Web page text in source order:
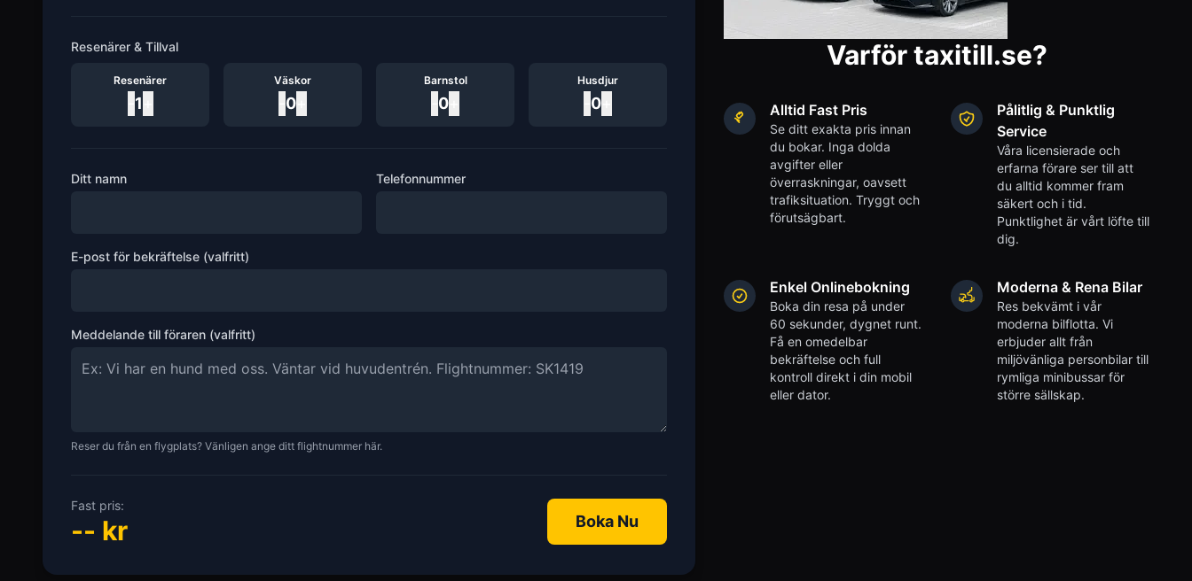
Resenärer & Tillval
Resenärer
1
Väskor
0
Barnstol
0
Husdjur
0
Ditt namn Telefonnummer
E-post för bekräftelse (valfritt)
Meddelande till föraren (valfritt)
Reser du från en flygplats? Vänligen ange ditt flightnummer här.
Fast pris:
-- kr Boka Nu
Varför taxitill.se?
Alltid Fast Pris
Se ditt exakta pris innan
du bokar. Inga dolda
avgifter eller
överraskningar, oavsett
trafiksituation. Tryggt och
förutsägbart.
Pålitlig & Punktlig
Service
Våra licensierade och
erfarna förare ser till att
du alltid kommer fram
säkert och i tid.
Punktlighet är vårt löfte till
dig.
Enkel Onlinebokning
Boka din resa på under
60 sekunder, dygnet runt.
Få en omedelbar
bekräftelse och full
kontroll direkt i din mobil
eller dator.
Moderna & Rena Bilar
Res bekvämt i vår
moderna bilflotta. Vi
erbjuder allt från
miljövänliga personbilar till
rymliga minibussar för
större sällskap.